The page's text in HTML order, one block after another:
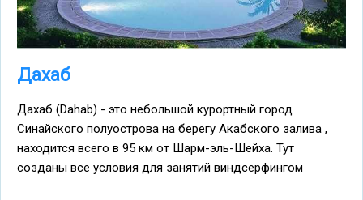
Дахаб
Дахаб (Dahab) - это небольшой курортный город
Синайского полуострова на берегу Акабского залива ,
находится всего в 95 км от Шарм-эль-Шейха. Тут
созданы все условия для занятий виндсерфингом